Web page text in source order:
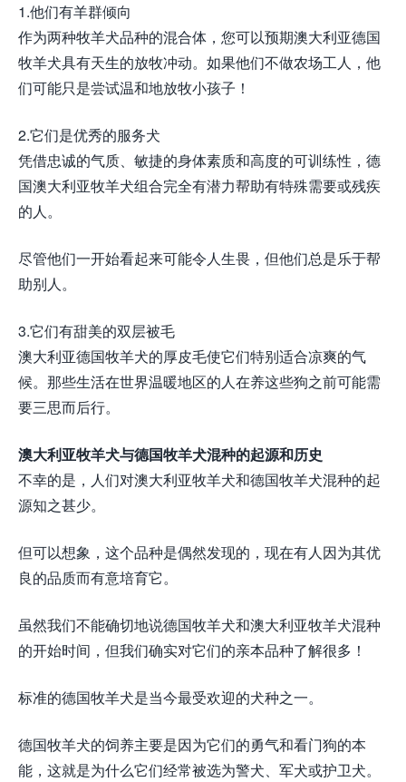
1.他们有羊群倾向
作为两种牧羊犬品种的混合体，您可以预期澳大利亚德国
牧羊犬具有天生的放牧冲动。如果他们不做农场工人，他
们可能只是尝试温和地放牧小孩子！
2.它们是优秀的服务犬
凭借忠诚的气质、敏捷的身体素质和高度的可训练性，德
国澳大利亚牧羊犬组合完全有潜力帮助有特殊需要或残疾
的人。
尽管他们一开始看起来可能令人生畏，但他们总是乐于帮
助别人。
3.它们有甜美的双层被毛
澳大利亚德国牧羊犬的厚皮毛使它们特别适合凉爽的气
候。那些生活在世界温暖地区的人在养这些狗之前可能需
要三思而后行。
澳大利亚牧羊犬与德国牧羊犬混种的起源和历史
不幸的是，人们对澳大利亚牧羊犬和德国牧羊犬混种的起
源知之甚少。
但可以想象，这个品种是偶然发现的，现在有人因为其优
良的品质而有意培育它。
虽然我们不能确切地说德国牧羊犬和澳大利亚牧羊犬混种
的开始时间，但我们确实对它们的亲本品种了解很多！
标准的德国牧羊犬是当今最受欢迎的犬种之一。
德国牧羊犬的饲养主要是因为它们的勇气和看门狗的本
能，这就是为什么它们经常被选为警犬、军犬或护卫犬。